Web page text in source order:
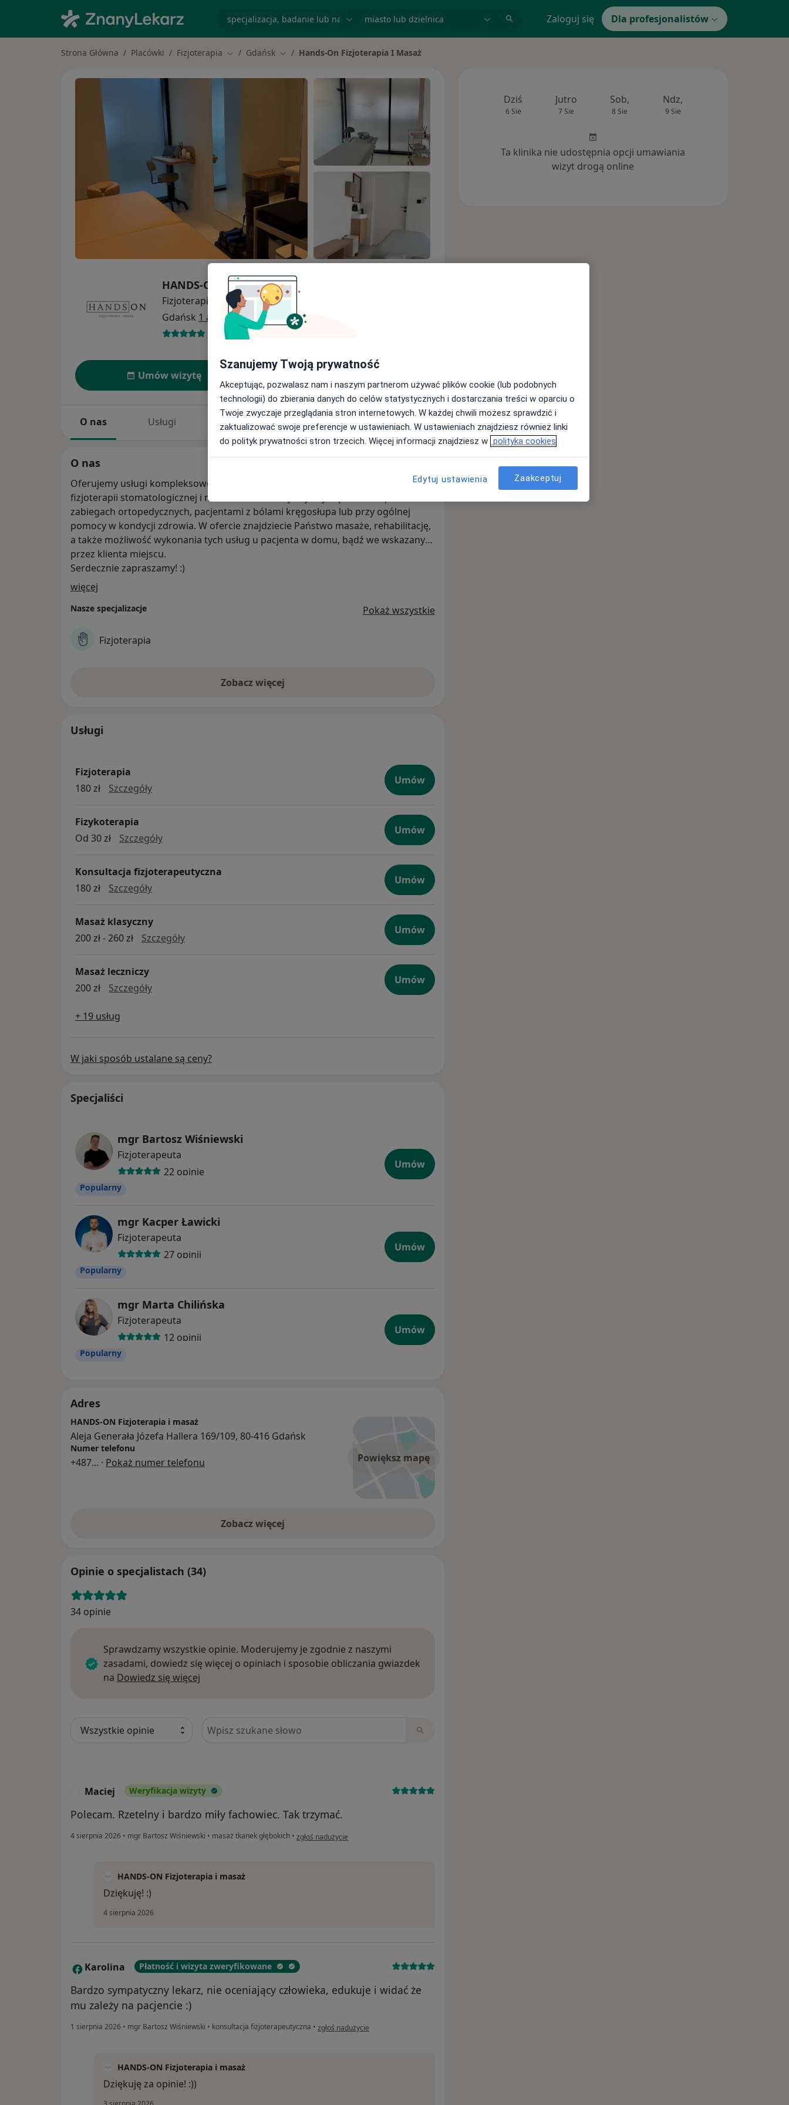
Zaloguj się Dla profesjonalistów
Strona Główna Placówki Fizjoterapia Zmień miasto
Gdańsk Zmień miasto
Hands-On Fizjoterapia I Masaż
HANDS-ON Fizjoterapia i masaż
Fizjoterapia
więcej
Gdańsk 1 adres
34 opinie
Umów wizytę
O nas Usługi Specjaliści Adresy Opinie
O nas
Oferujemy usługi kompleksowej fizjoterapii, masażu, ogólnej rehabilitacji a także
fizjoterapii stomatologicznej i masażu Kobido. Zajmujemy się osobami po
zabiegach ortopedycznych, pacjentami z bólami kręgosłupa lub przy ogólnej
pomocy w kondycji zdrowia. W ofercie znajdziecie Państwo masaże, rehabilitację,
a także możliwość wykonania tych usług u pacjenta w domu, bądź we wskazanym
przez klienta miejscu.
Serdecznie zapraszamy! :)
więcej
Nasze specjalizacje Pokaż wszystkie
Fizjoterapia
Zobacz więcej
Usługi
Fizjoterapia
180 zł
Szczegółyfizjoterapia
Umów
Fizykoterapia
Od 30 zł
Szczegółyfizykoterapia
Umów
Konsultacja fizjoterapeutyczna
180 zł
Szczegółykonsultacja fizjoterapeutyczna
Umów
Masaż klasyczny
200 zł - 260 zł
Szczegółymasaż klasyczny
Umów
Masaż leczniczy
200 zł
SzczegółyMasaż leczniczy
Umów
+ 19 usług
W jaki sposób ustalane są ceny?
Specjaliści
mgr Bartosz Wiśniewski
Fizjoterapeuta
22 opinie
Popularny
Umów
mgr Kacper Ławicki
Fizjoterapeuta
27 opinii
Popularny
Umów
mgr Marta Chilińska
Fizjoterapeuta
12 opinii
Popularny
Umów
Adres
Powiększ mapę
HANDS-ON Fizjoterapia i masaż
Aleja Generała Józefa Hallera 169/109, 80-416 Gdańsk
Numer telefonu
+487... · Pokaż numer telefonu
Zobacz więcej
Opinie o specjalistach (34)
34 opinie
Sprawdzamy wszystkie opinie. Moderujemy je zgodnie z naszymi
zasadami, dowiedz się więcej o opiniach i sposobie obliczania gwiazdek
na Dowiedz się więcej
Szukaj w opiniach
Maciej Weryfikacja wizyty
Polecam. Rzetelny i bardzo miły fachowiec. Tak trzymać.
4 sierpnia 2026 • mgr Bartosz Wiśniewski • masaż tkanek głębokich • w opinii użytkownika Maciej
zgłoś nadużycie
HANDS-ON Fizjoterapia i masaż
Dziękuję! :)
4 sierpnia 2026
K Karolina Płatność i wizyta zweryfikowane
Bardzo sympatyczny lekarz, nie oceniający człowieka, edukuje i widać że
mu zależy na pacjencie :)
1 sierpnia 2026 • mgr Bartosz Wiśniewski • konsultacja fizjoterapeutyczna • w opinii użytkownika Karolina
zgłoś nadużycie
HANDS-ON Fizjoterapia i masaż
Dziękuję za opinie! :))
Dziś
6 Sie
Jutro
7 Sie
Sob,
8 Sie
Ndz,
9 Sie
Ta klinika nie udostępnia opcji umawiania
wizyt drogą online
Szanujemy Twoją prywatność
Akceptując, pozwalasz nam i naszym partnerom używać plików cookie (lub podobnych
technologii) do zbierania danych do celów statystycznych i dostarczania treści w oparciu o
Twoje zwyczaje przeglądania stron internetowych. W każdej chwili możesz sprawdzić i
zaktualizować swoje preferencje w ustawieniach. W ustawieniach znajdziesz również linki
do polityk prywatności stron trzecich. Więcej informacji znajdziesz w polityka cookies
Edytuj ustawienia Zaakceptuj